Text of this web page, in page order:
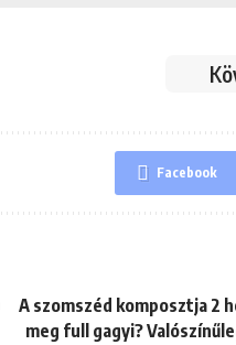
Facebook
A szomszéd komposztja 2
meg full gagyi?